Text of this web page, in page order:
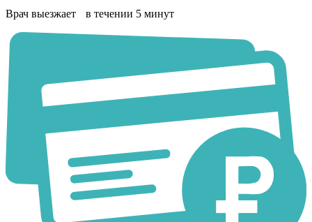
Врач выезжает в течении 5 минут